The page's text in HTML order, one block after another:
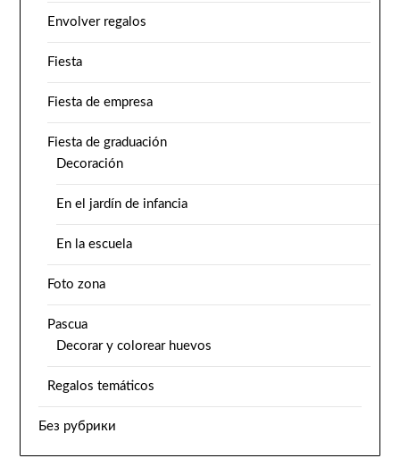
Envolver regalos
Fiesta
Fiesta de empresa
Fiesta de graduación
Decoración
En el jardín de infancia
En la escuela
Foto zona
Pascua
Decorar y colorear huevos
Regalos temáticos
Без рубрики